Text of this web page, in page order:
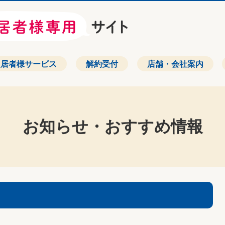
者様サービス 解約受付 店舗・会社案内
お知らせ・おすすめ情報